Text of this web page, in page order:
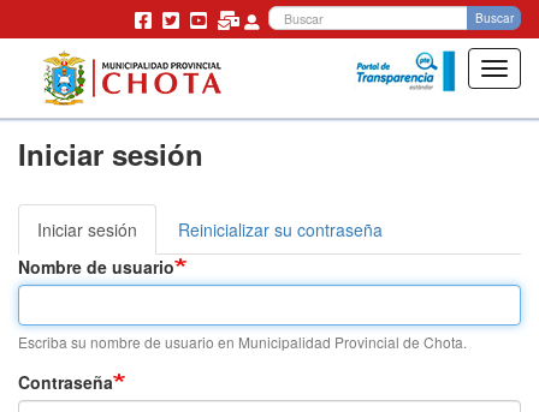
Pasar
principal
Buscar
Iniciar sesión
Solapas
principales
Iniciar sesión (solapa
activa)
Reinicializar su contraseña
Nombre de usuario
Escriba su nombre de usuario en Municipalidad Provincial de Chota.
Contraseña